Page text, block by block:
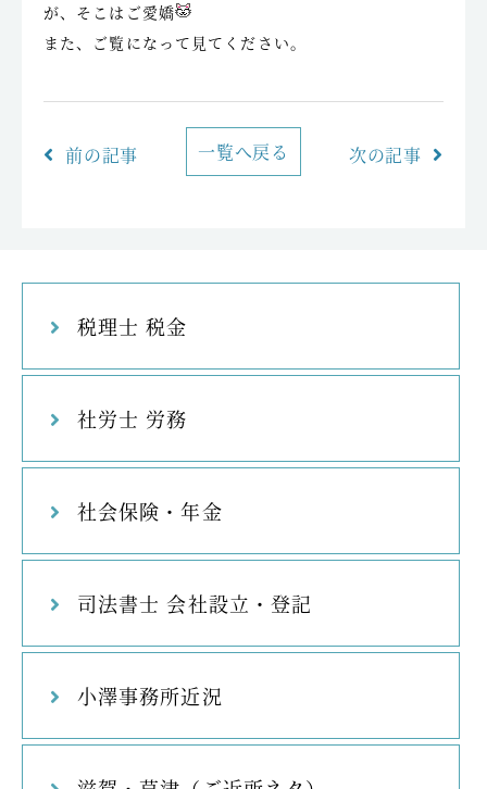
税理士 税金
社労士 労務
社会保険・年金
司法書士 会社設立・登記
小澤事務所近況
が、そこはご愛嬌
また、ご覧になって見てください。
前の記事 一覧へ戻る 次の記事